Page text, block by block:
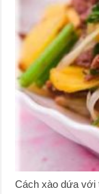
Cách xào dứa với